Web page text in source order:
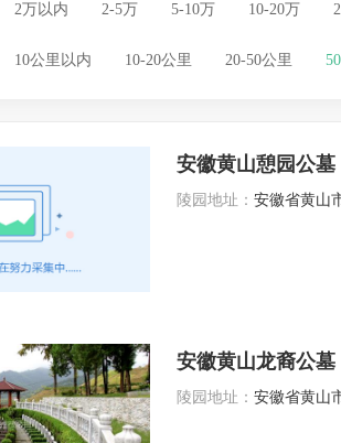
2万以内 2-5万 5-10万 10-20万
10公里以内 10-20公里 20-50公里
安徽黄山憩园公墓
陵园地址： 安徽省黄山
安徽黄山龙裔公墓
陵园地址： 安徽省黄山